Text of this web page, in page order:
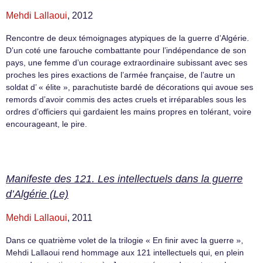
Mehdi Lallaoui, 2012
Rencontre de deux témoignages atypiques de la guerre d’Algérie.
D’un coté une farouche combattante pour l’indépendance de son
pays, une femme d’un courage extraordinaire subissant avec ses
proches les pires exactions de l’armée française, de l’autre un
soldat d’ « élite », parachutiste bardé de décorations qui avoue ses
remords d’avoir commis des actes cruels et irréparables sous les
ordres d’officiers qui gardaient les mains propres en tolérant, voire
encourageant, le pire.
Manifeste des 121. Les intellectuels dans la guerre
d’Algérie (Le)
Mehdi Lallaoui, 2011
Dans ce quatrième volet de la trilogie « En finir avec la guerre »,
Mehdi Lallaoui rend hommage aux 121 intellectuels qui, en plein